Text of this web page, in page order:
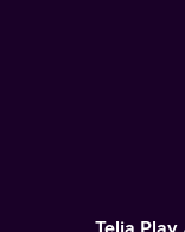
Telia Play